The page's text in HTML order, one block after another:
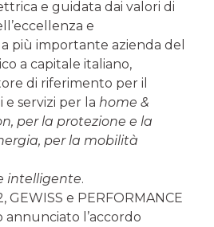
e guidata dai valori di
e
più importante azienda del
a capitale italiano,
di riferimento per il
servizi per la home &
per la protezione e la
per la mobilità
intelligente.
e PERFORMANCE
annunciato l’accordo